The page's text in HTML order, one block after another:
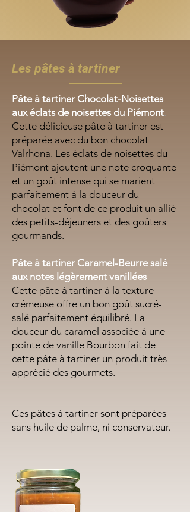
Les pâtes à tartiner
Pâte à tartiner Chocolat-Noisettes
aux éclats de noisettes du Piémont
Cette délicieuse pâte à tartiner est
préparée avec du bon chocolat
Valrhona. Les éclats de noisettes du
Piémont ajoutent une note croquante
et un goût intense qui se marient
parfaitement à la douceur du
chocolat et font de ce produit un allié
des petits-déjeuners et des goûters
gourmands.
Pâte à tartiner Caramel-Beurre salé
aux notes légèrement vanillées
Cette pâte à tartiner à la texture
crémeuse offre un bon goût sucré-
salé parfaitement équilibré. La
douceur du caramel associée à une
pointe de vanille Bourbon fait de
cette pâte à tartiner un produit très
apprécié des gourmets.
Ces pâtes à tartiner sont préparées
sans huile de palme, ni conservateur.